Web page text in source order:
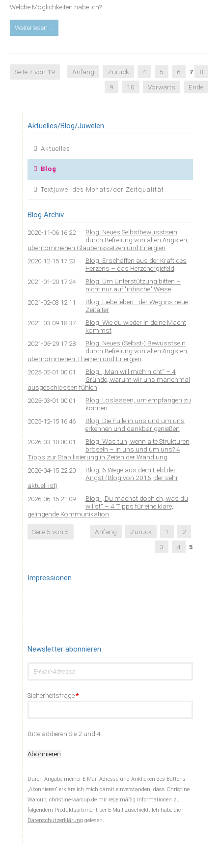
Welche Möglichkeiten habe ich?
Weiterlesen …
DU
wehgetan
Seite 7 von 19 Anfang Zurück 4 5 6 7
8
9
10 Vorwärts Ende
Aktuelles/Blog/Juwelen
Navigation
Aktuelles
Blog
Textjuwel des Monats/der Zeitqualität
Blog Archiv
2020-11-06 16:22
Blog: Neues Selbstbewusstsein
durch Befreiung von alten Ängsten,
übernommenen Glaubenssätzen und Energien
2020-12-15 17:23
Blog: Erschaffen aus der Kraft des
Herzens – das Herzenergiefeld
2021-01-20 17:24
Blog: Um Unterstützung bitten –
nicht nur auf "irdische" Weise
2021-02-03 12:11
Blog: Liebe leben - der Weg ins neue
Zeitalter
2021-03-09 18:37
Blog: Wie du wieder in deine Macht
kommst
2021-05-29 17:28
Blog: Neues (Selbst-) Bewusstsein
durch Befreiung von alten Ängsten,
übernommenen Themen und Energien
2025-02-01 00:01
Blog: „Man will mich nicht“ – 4
Gründe, warum wir uns manchmal
ausgeschlossen fühlen
2025-03-01 00:01
Blog: Loslassen, um empfangen zu
können
2025-12-15 16:46
Blog: Die Fülle in uns und um uns
erkennen und dankbar genießen
2026-03-10 00:01
Blog: Was tun, wenn alte Strukturen
bröseln – in uns und um uns? 4
Tipps zur Stabilisierung in Zeiten der Wandlung
2026-04-15 22:20
Blog: 6 Wege aus dem Feld der
Angst (Blog von 2016, der sehr
aktuell ist)
2026-06-15 21:09
Blog: „Du machst doch eh, was du
willst“ – 4 Tipps für eine klare,
gelingende Kommunikation
Seite 5 von 5 Anfang Zurück 1
2
3
4 5
Impressionen
Newsletter abonnieren
Pflichtfeld
Sicherheitsfrage*
Bitte addieren Sie 2 und 4.
Abonnieren
Durch Angabe meiner E-Mail-Adresse und Anklicken des Buttons
„Abonnieren“ erkläre ich mich damit einverstanden, dass Christine
Warcup, christine-warcup.de mir regelmäßig Informationen zu
folgendem Produktsortiment per E-Mail zuschickt. Ich habe die
Datenschutzerklärung gelesen.